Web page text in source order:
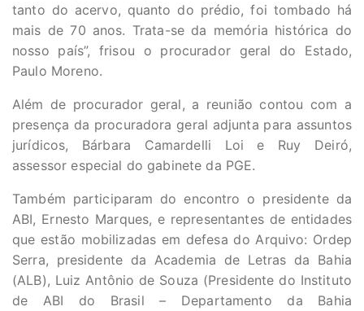
tanto do acervo, quanto do prédio, foi tombado há
mais de 70 anos. Trata-se da memória histórica do
nosso país”, frisou o procurador geral do Estado,
Paulo Moreno.
Além de procurador geral, a reunião contou com a
presença da procuradora geral adjunta para assuntos
jurídicos, Bárbara Camardelli Loi e Ruy Deiró,
assessor especial do gabinete da PGE.
Também participaram do encontro o presidente da
ABI, Ernesto Marques, e representantes de entidades
que estão mobilizadas em defesa do Arquivo: Ordep
Serra, presidente da Academia de Letras da Bahia
(ALB), Luiz Antônio de Souza (Presidente do Instituto
de ABI do Brasil – Departamento da Bahia